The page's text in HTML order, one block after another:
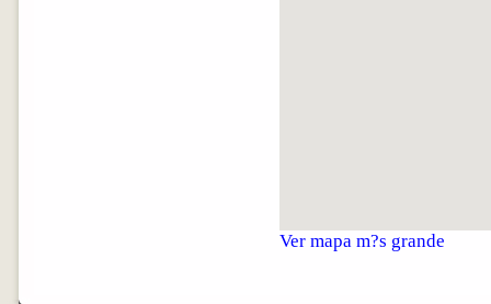
Ver mapa m?s grande